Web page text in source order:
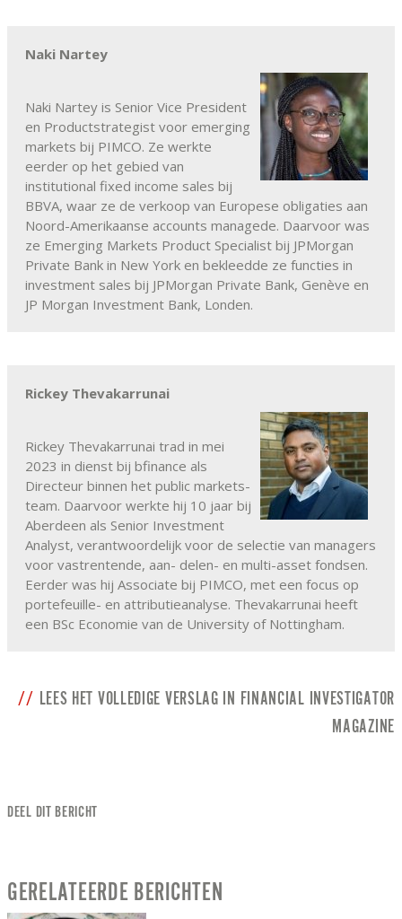
Naki Nartey
Naki Nartey is Senior Vice President
en Productstrategist voor emerging
markets bij PIMCO. Ze werkte
eerder op het gebied van
institutional fixed income sales bij
BBVA, waar ze de verkoop van Europese obligaties aan
Noord-Amerikaanse accounts managede. Daarvoor was
ze Emerging Markets Product Specialist bij JPMorgan
Private Bank in New York en bekleedde ze functies in
investment sales bij JPMorgan Private Bank, Genève en
JP Morgan Investment Bank, Londen.
Rickey Thevakarrunai
Rickey Thevakarrunai trad in mei
2023 in dienst bij bfinance als
Directeur binnen het public markets-
team. Daarvoor werkte hij 10 jaar bij
Aberdeen als Senior Investment
Analyst, verantwoordelijk voor de selectie van managers
voor vastrentende, aan- delen- en multi-asset fondsen.
Eerder was hij Associate bij PIMCO, met een focus op
portefeuille- en attributieanalyse. Thevakarrunai heeft
een BSc Economie van de University of Nottingham.
LEES HET VOLLEDIGE VERSLAG IN FINANCIAL INVESTIGATOR
MAGAZINE
DEEL DIT BERICHT
GERELATEERDE BERICHTEN